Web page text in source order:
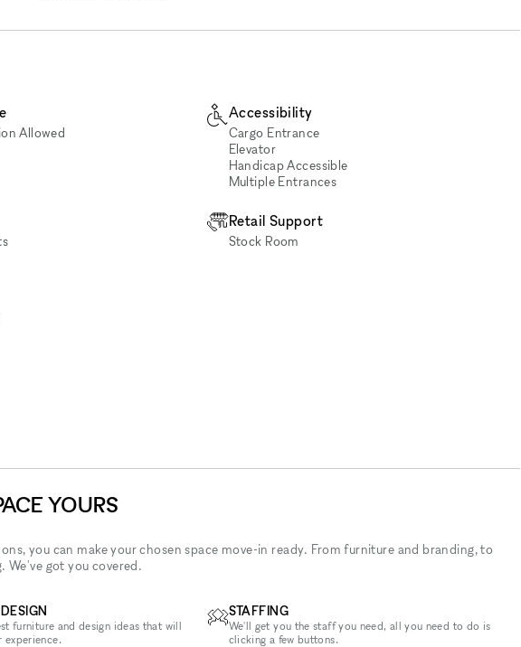
Allowed
Accessibility
Cargo Entrance
Elevator
Handicap Accessible
Multiple Entrances
Retail Support
Stock Room
YOURS
you can make your chosen space move-in ready. From furniture and branding, to
We've got you covered.
furniture and design ideas that will
experience.
STAFFING
We'll get you the staff you need, all you need to do is
clicking a few buttons.